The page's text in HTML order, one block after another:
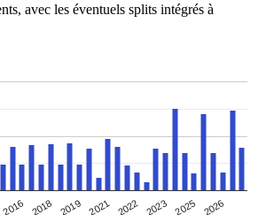
avec les éventuels splits intégrés à
2016 2018 2019 2021 2022 2023 2025 2026